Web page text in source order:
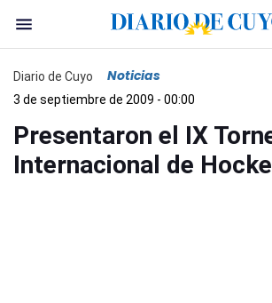
Diario de Cuyo Noticias
3 de septiembre de 2009 - 00:00
Presentaron el IX
Internacional de